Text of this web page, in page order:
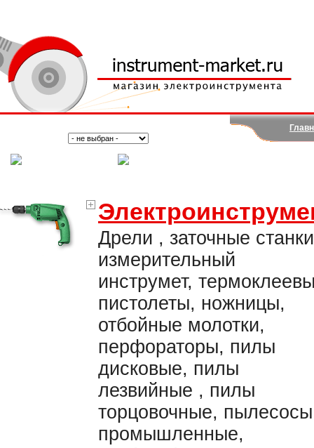
Дрели , заточные
измерительный
инструмет,
пистолеты, ножницы,
отбойные молотки,
перфораторы, пилы
дисковые, пилы
лезвийные , пилы
торцовочные, пылесосы
промышленные,